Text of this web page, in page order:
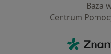
Baza
Centrum